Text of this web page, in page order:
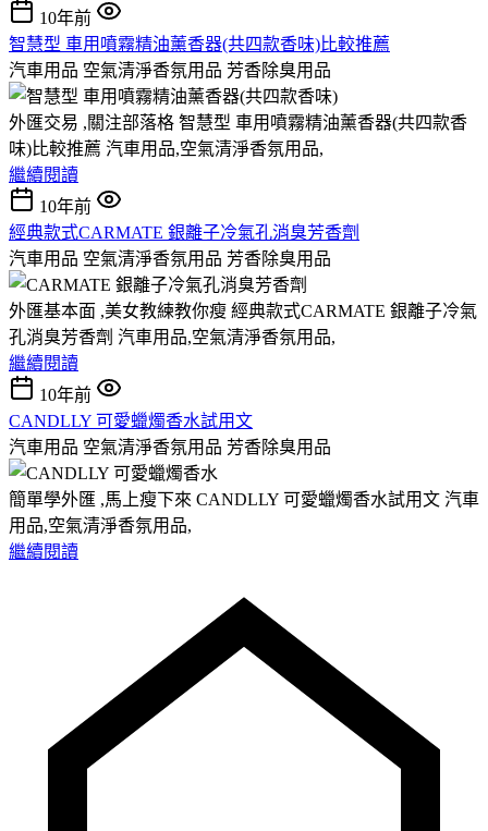
10年前
智慧型 車用噴霧精油薰香器(共四款香味)比較推薦
汽車用品 空氣清淨香氛用品 芳香除臭用品
外匯交易 ,關注部落格 智慧型 車用噴霧精油薰香器(共四款香
味)比較推薦 汽車用品,空氣清淨香氛用品,
繼續閱讀
10年前
經典款式CARMATE 銀離子冷氣孔消臭芳香劑
汽車用品 空氣清淨香氛用品 芳香除臭用品
外匯基本面 ,美女教練教你瘦 經典款式CARMATE 銀離子冷氣
孔消臭芳香劑 汽車用品,空氣清淨香氛用品,
繼續閱讀
10年前
CANDLLY 可愛蠟燭香水試用文
汽車用品 空氣清淨香氛用品 芳香除臭用品
簡單學外匯 ,馬上瘦下來 CANDLLY 可愛蠟燭香水試用文 汽車
用品,空氣清淨香氛用品,
繼續閱讀